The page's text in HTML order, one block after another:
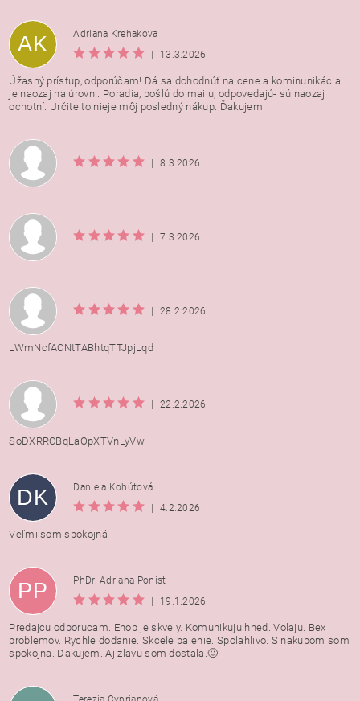
AK
Adriana Krehakova
13.3.2026
Úžasný prístup, odporúčam! Dá sa dohodnúť na cene a kominunikácia
je naozaj na úrovni. Poradia, pošlú do mailu, odpovedajú- sú naozaj
ochotní. Určite to nieje môj posledný nákup. Ďakujem
8.3.2026
7.3.2026
28.2.2026
LWmNcfACNtTABhtqTTJpjLqd
22.2.2026
SoDXRRCBqLaOpXTVnLyVw
DK
Daniela Kohútová
4.2.2026
Veľmi som spokojná
PP
PhDr. Adriana Ponist
19.1.2026
Predajcu odporucam. Ehop je skvely. Komunikuju hned. Volaju. Bex
problemov. Rychle dodanie. Skcele balenie. Spolahlivo. S nakupom som
spokojna. Dakujem. Aj zlavu som dostala.🙂